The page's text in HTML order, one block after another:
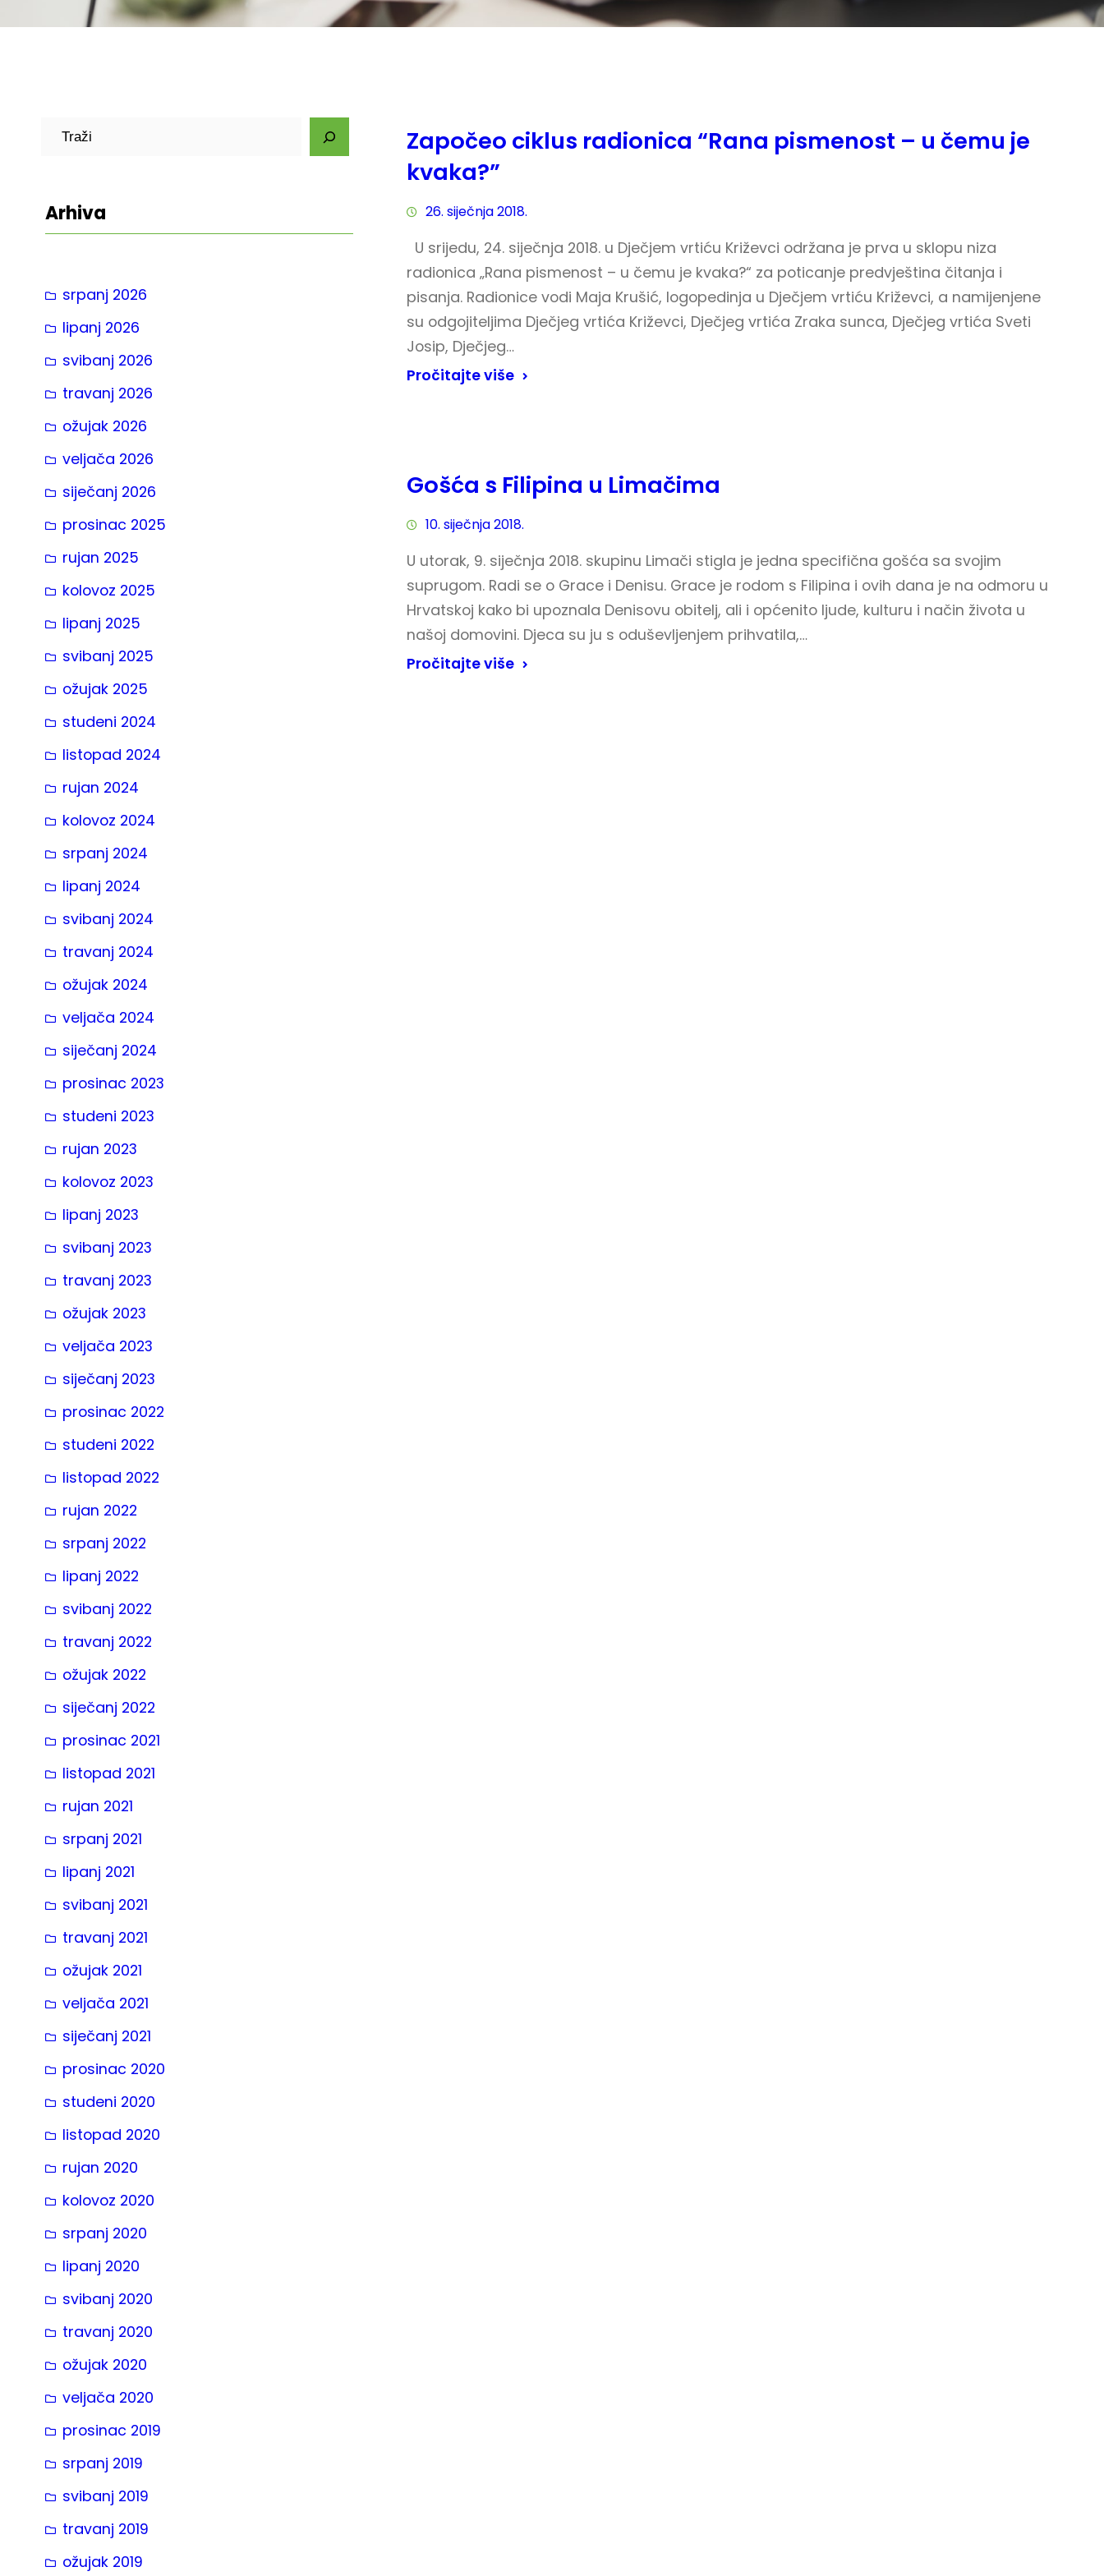
a
Arhiva
srpanj 2026
lipanj 2026
svibanj 2026
travanj 2026
ožujak 2026
veljača 2026
siječanj 2026
prosinac 2025
rujan 2025
kolovoz 2025
lipanj 2025
svibanj 2025
ožujak 2025
studeni 2024
listopad 2024
rujan 2024
kolovoz 2024
srpanj 2024
lipanj 2024
svibanj 2024
travanj 2024
ožujak 2024
veljača 2024
siječanj 2024
prosinac 2023
studeni 2023
rujan 2023
kolovoz 2023
lipanj 2023
svibanj 2023
travanj 2023
ožujak 2023
veljača 2023
siječanj 2023
prosinac 2022
studeni 2022
listopad 2022
rujan 2022
srpanj 2022
lipanj 2022
svibanj 2022
travanj 2022
ožujak 2022
siječanj 2022
prosinac 2021
listopad 2021
rujan 2021
srpanj 2021
lipanj 2021
svibanj 2021
travanj 2021
ožujak 2021
veljača 2021
siječanj 2021
prosinac 2020
studeni 2020
listopad 2020
rujan 2020
kolovoz 2020
srpanj 2020
lipanj 2020
svibanj 2020
travanj 2020
ožujak 2020
veljača 2020
prosinac 2019
srpanj 2019
svibanj 2019
travanj 2019
ožujak 2019
Započeo ciklus radionica “Rana pismenost – u čemu je
kvaka?”
26. siječnja 2018.
U srijedu, 24. siječnja 2018. u Dječjem vrtiću Križevci održana je prva u sklopu niza
radionica „Rana pismenost – u čemu je kvaka?“ za poticanje predvještina čitanja i
pisanja. Radionice vodi Maja Krušić, logopedinja u Dječjem vrtiću Križevci, a namijenjene
su odgojiteljima Dječjeg vrtića Križevci, Dječjeg vrtića Zraka sunca, Dječjeg vrtića Sveti
Josip, Dječjeg…
Pročitajte više
Gošća s Filipina u Limačima
10. siječnja 2018.
U utorak, 9. siječnja 2018. skupinu Limači stigla je jedna specifična gošća sa svojim
suprugom. Radi se o Grace i Denisu. Grace je rodom s Filipina i ovih dana je na odmoru u
Hrvatskoj kako bi upoznala Denisovu obitelj, ali i općenito ljude, kulturu i način života u
našoj domovini. Djeca su ju s oduševljenjem prihvatila,…
Pročitajte više